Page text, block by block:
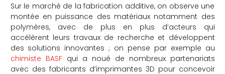
Sur le marché de la fabrication additive, on observe une
montée en puissance des matériaux notamment des
polymères, avec de plus en plus d’acteurs qui
accélèrent leurs travaux de recherche et développent
des solutions innovantes ; on pense par exemple au
chimiste BASFqui a noué de nombreux partenariats
avec des fabricants d’imprimantes 3D pour concevoir